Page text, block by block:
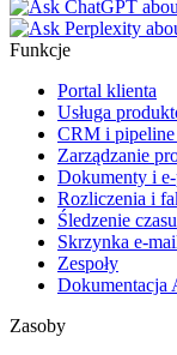
Funkcje
Portal klienta
Usługa
CRM i
Zarządzanie
Dokumenty i
Rozliczenia i
Śledzenie czasu
Skrzynka e-
Zespoły
Dokumentacja
Zasoby